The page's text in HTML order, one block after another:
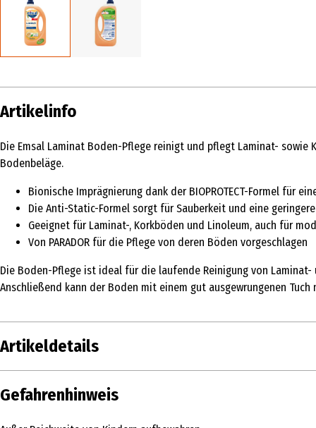
Artikelinfo
Die Emsal Laminat Boden-Pflege reinigt und pflegt Laminat-
Bodenbeläge.
Bionische Imprägnierung dank der BIOPROTECT-Formel für
Die Anti-Static-Formel sorgt für Sauberkeit und eine
Geeignet für Laminat-, Korkböden und Linoleum, auch für
Von PARADOR für die Pflege von deren Böden vorgeschlagen
Die Boden-Pflege ist ideal für die laufende Reinigung von Laminat-
Anschließend kann der Boden mit einem gut ausgewrungenen
Artikeldetails
Inhalt
Gefahrenhinweis